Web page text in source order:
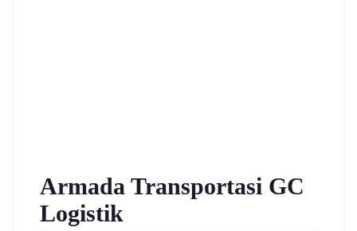
Armada Transportasi GC
Logistik